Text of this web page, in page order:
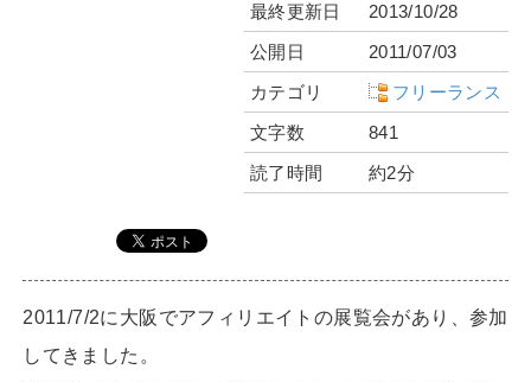
最終更新日
2013/10/28
公開日
2011/07/03
カテゴリ
フリーランス
文字数
841
読了時間
約2分
2011/7/2に大阪でアフィリエイトの展覧会があり、参加
してきました。